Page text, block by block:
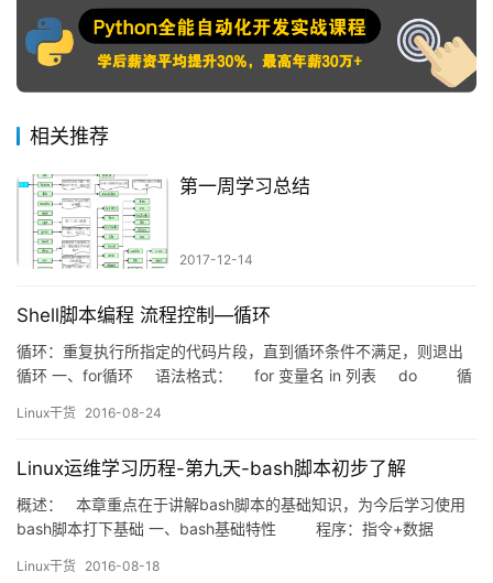
相关推荐
第一周学习总结
2017-12-14
Shell脚本编程 流程控制—循环
循环：重复执行所指定的代码片段，直到循环条件不满足，则退出
循环 一、for循环 语法格式： for 变量名 in 列表 do 循
Linux干货 2016-08-24
Linux运维学习历程-第九天-bash脚本初步了解
概述： 本章重点在于讲解bash脚本的基础知识，为今后学习使用
bash脚本打下基础 一、bash基础特性 程序：指令+数据
Linux干货 2016-08-18